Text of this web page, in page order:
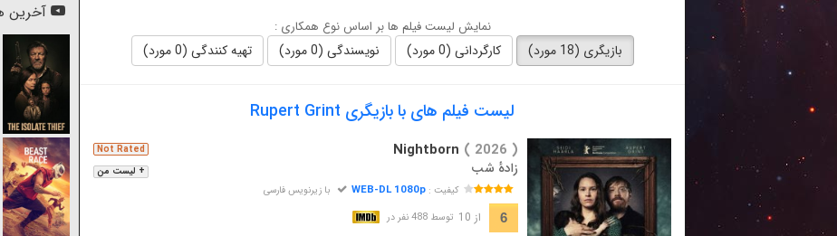
نمایش لیست فیلم ها بر اساس نوع همکاری :
بازیگری (18 مورد) کارگردانی (0 مورد) نویسندگی (0 مورد) تهیه کنندگی (0 مورد)
لیست فیلم های با بازیگری Rupert Grint
+ لیست من
Not Rated Nightborn ( 2026 )
زادهٔ شب
کیفیت :WEB-DL 1080p با زیرنویس فارسی
6 از 10 توسط 488 نفر در
آخرین